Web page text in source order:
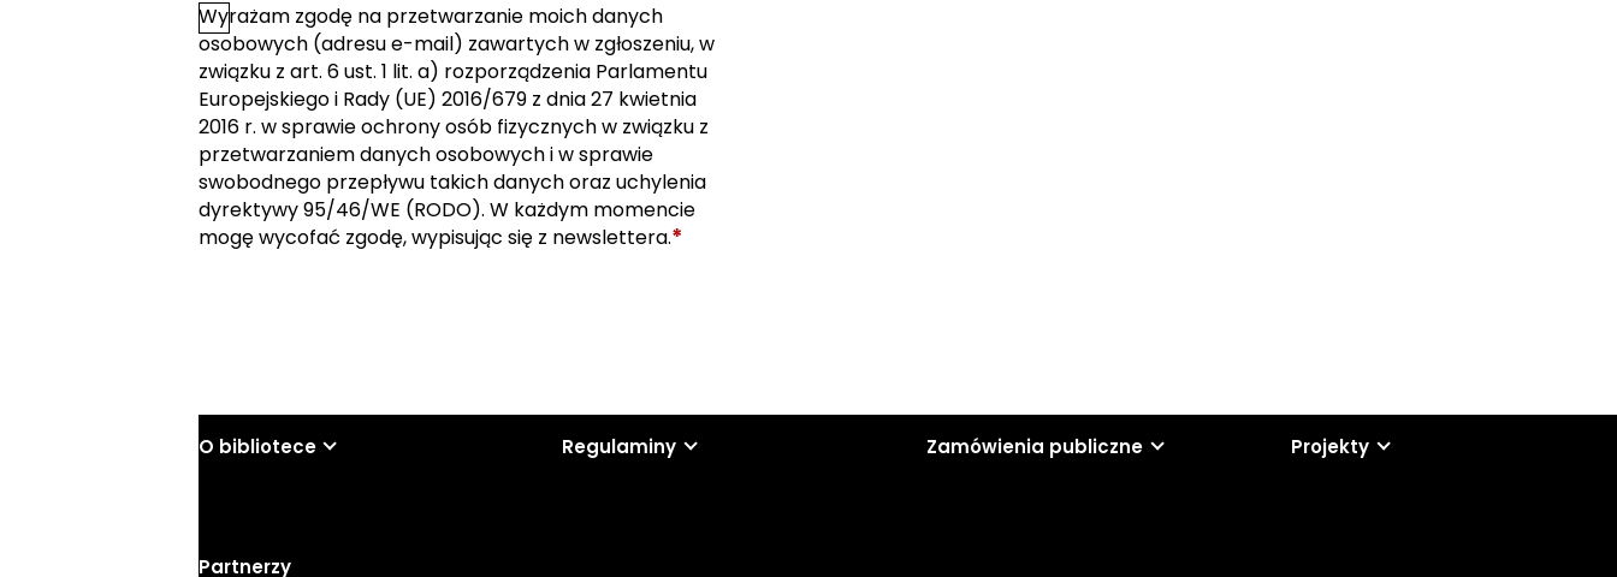
Zgoda*
Wyrażam zgodę na przetwarzanie moich danych
osobowych (adresu e-mail) zawartych w zgłoszeniu, w
związku z art. 6 ust. 1 lit. a) rozporządzenia Parlamentu
Europejskiego i Rady (UE) 2016/679 z dnia 27 kwietnia
2016 r. w sprawie ochrony osób fizycznych w związku z
przetwarzaniem danych osobowych i w sprawie
swobodnego przepływu takich danych oraz uchylenia
dyrektywy 95/46/WE (RODO). W każdym momencie
mogę wycofać zgodę, wypisując się z newslettera.*
O bibliotece Regulaminy Zamówienia publiczne Projekty
Partnerzy